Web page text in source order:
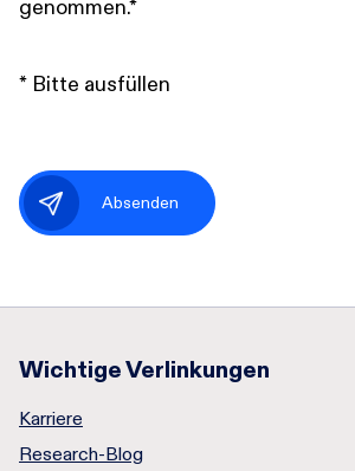
genommen.*
* Bitte ausfüllen
Absenden
Wichtige Verlinkungen
Karriere
Research-Blog